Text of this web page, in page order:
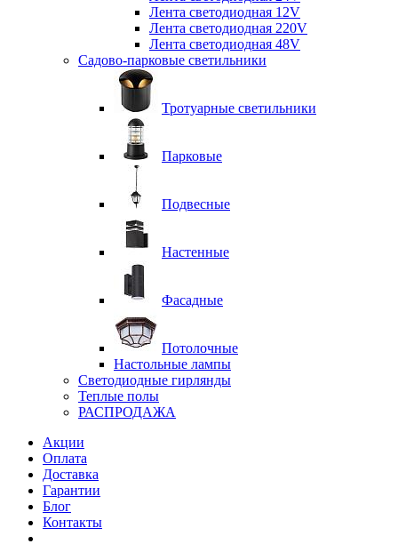
Лента светодиодная 12V
Лента светодиодная 220V
Лента светодиодная 48V
Садово-парковые светильники
Тротуарные светильники
Парковые
Подвесные
Настенные
Фасадные
Потолочные
Настольные лампы
Светодиодные гирлянды
Теплые полы
РАСПРОДАЖА
Акции
Оплата
Доставка
Гарантии
Блог
Контакты